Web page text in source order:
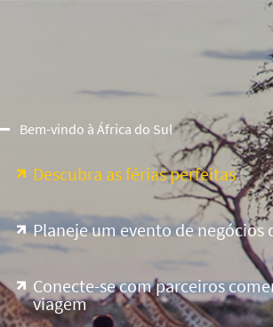
Bem-vindo à África do Sul
Descubra as férias perfeitas
Planeje um evento de negócios
Conecte-se com parceiros
viagem